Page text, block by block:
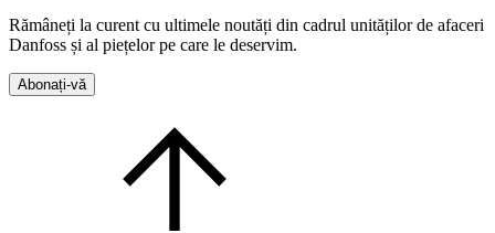
Rămâneți la curent cu ultimele noutăți din cadrul unităților de afaceri
Danfoss și al piețelor pe care le deservim.
Abonați-vă